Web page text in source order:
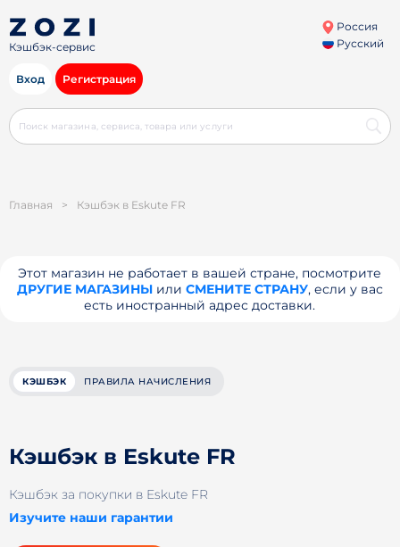
Кэшбэк-сервис
Россия
Русский
Вход Регистрация
Главная > Кэшбэк в Eskute FR
Этот магазин не работает в вашей стране, посмотрите
ДРУГИЕ МАГАЗИНЫили СМЕНИТЕ СТРАНУ, если у вас
есть иностранный адрес доставки.
КЭШБЭК ПРАВИЛА НАЧИСЛЕНИЯ
Кэшбэк в Eskute FR
Кэшбэк за покупки в Eskute FR
Изучите наши гарантии